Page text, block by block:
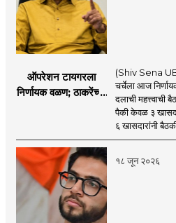
ऑपरेशन टायगरला
निर्णायक वळण; ठाकरेंच्या
विलीन होण्याचा प्रस्ताव?
(Shiv Sena
चर्चेला आज
दलाची महत्त्वाची
पैकी केवळ ३
६ खासदारांनी
१८ जून २०२६